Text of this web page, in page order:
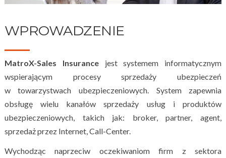
WPROWADZENIE
MatroX-Sales Insurancejest systemem informatycznym
wspierającym procesy sprzedaży ubezpieczeń
w towarzystwach ubezpieczeniowych. System zapewnia
obsługę wielu kanałów sprzedaży usług i produktów
ubezpieczeniowych, takich jak: broker, partner, agent,
sprzedaż przez Internet, Call-Center.
Wychodząc naprzeciw oczekiwaniom firm z sektora